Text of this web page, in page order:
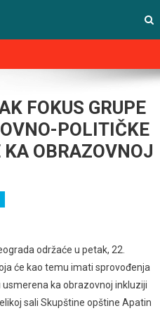
FOKUS GRUPE
POLITIČKE
KA OBRAZOVNOJ
održaće u petak, 22.
će kao temu imati sprovođenja
ka obrazovnoj inkluziji
sali Skupštine opštine Apatin